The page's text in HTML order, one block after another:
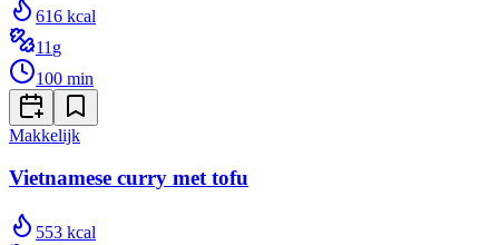
616 kcal
11 g
100 min
Makkelijk
Vietnamese curry met tofu
553 kcal